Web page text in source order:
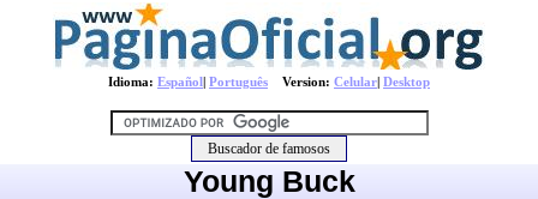
Idioma: Español| Português Version: Celular| Desktop
Young Buck